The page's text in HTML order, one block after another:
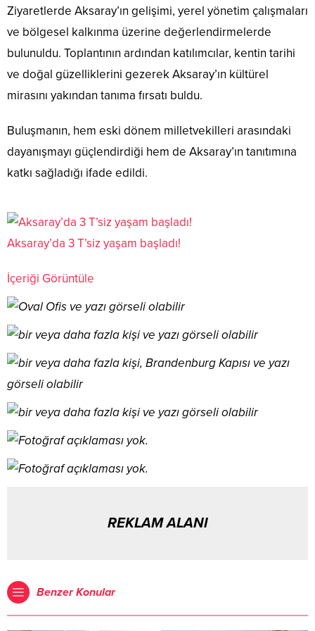
Ziyaretlerde Aksaray’ın gelişimi, yerel yönetim çalışmaları
ve bölgesel kalkınma üzerine değerlendirmelerde
bulunuldu. Toplantının ardından katılımcılar, kentin tarihi
ve doğal güzelliklerini gezerek Aksaray’ın kültürel
mirasını yakından tanıma fırsatı buldu.
Buluşmanın, hem eski dönem milletvekilleri arasındaki
dayanışmayı güçlendirdiği hem de Aksaray’ın tanıtımına
katkı sağladığı ifade edildi.
Aksaray’da 3 T’siz yaşam başladı!
İçeriği Görüntüle
REKLAM ALANI
Benzer Konular